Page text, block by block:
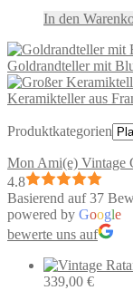
In den
Goldrandteller mit
Keramikteller aus
Produktkategorien
Mon Ami(e) Vintage
4.8
Basierend auf 37
powered by Google
bewerte uns auf
339,00 €